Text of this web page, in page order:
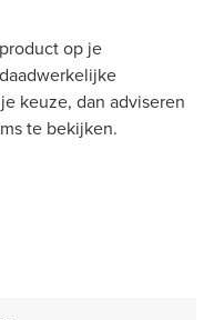
op je
keuze, dan adviseren
te bekijken.